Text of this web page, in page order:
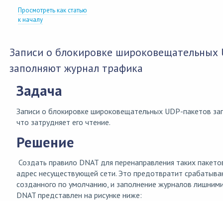
Просмотреть как статью
к началу
Записи о блокировке широковещательных
заполняют журнал трафика
Задача
Записи о блокировке широковещательных UDP-пакетов
что затрудняет его чтение.
Решение
Создать правило DNAT для перенаправления таких
адрес несуществующей сети. Это предотвратит
созданного по умолчанию, и заполнение журналов
DNAT представлен на рисунке ниже: